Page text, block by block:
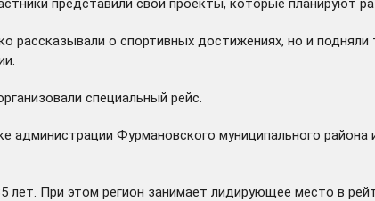
о спортивных достижениях, но и подняли
специальный рейс.
Фурмановского муниципального района
При этом регион занимает лидирующее место в